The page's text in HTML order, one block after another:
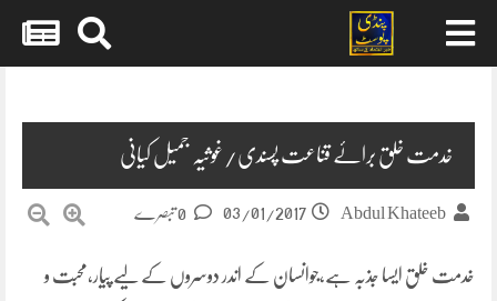
خدمت خلق برائے قناعت پسندی/غوثیہ جمیل کیانی
Abdul Khateeb
03/01/2017
خدمت خلق ایسا جذبہ ہے،جوانسان کے اندر دوسروں کے لیے پیار،محبت و